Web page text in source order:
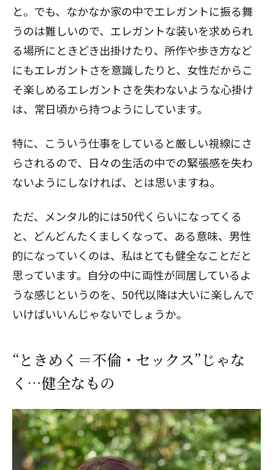
と。でも、なかなか家の中でエレガントに振る舞
うのは難しいので、エレガントな装いを求められ
る場所にときどき出掛けたり、所作や歩き方など
にもエレガントさを意識したりと、女性だからこ
そ楽しめるエレガントさを失わないような心掛け
は、常日頃から持つようにしています。
特に、こういう仕事をしていると厳しい視線にさ
らされるので、日々の生活の中での緊張感を失わ
ないようにしなければ、とは思いますね。
ただ、メンタル的には50代くらいになってくる
と、どんどんたくましくなって、ある意味、男性
的になっていくのは、私はとても健全なことだと
思っています。自分の中に両性が同居しているよ
うな感じというのを、50代以降は大いに楽しんで
いけばいいんじゃないでしょうか。
“ときめく＝不倫・セックス”じゃな
く…健全なもの